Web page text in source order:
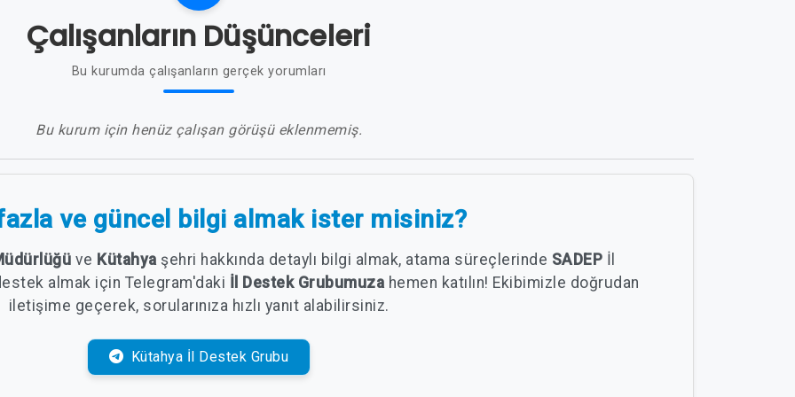
Çalışanların Düşünceleri
Bu kurumda çalışanların gerçek yorumları
Bu kurum için henüz çalışan görüşü eklenmemiş.
ve güncel bilgi almak ister misiniz?
ve Kütahya şehri hakkında detaylı bilgi almak, atama süreçlerinde SADEP İl
almak için Telegram'daki İl Destek Grubumuza hemen katılın! Ekibimizle doğrudan
iletişime geçerek, sorularınıza hızlı yanıt alabilirsiniz.
Kütahya İl Destek Grubu